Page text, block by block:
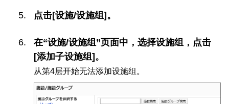
点击[设施/设施组]。
在“设施/设施组”页面中，选择设施组，点击
[添加子设施组]。
从第4层开始无法添加设施组。